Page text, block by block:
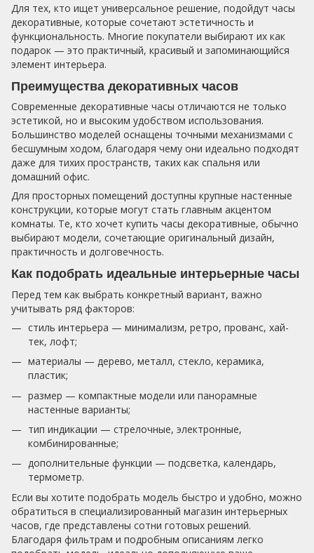
Для тех, кто ищет универсальное решение, подойдут часы
декоративные, которые сочетают эстетичность и
функциональность. Многие покупатели выбирают их как
подарок — это практичный, красивый и запоминающийся
элемент интерьера.
Преимущества декоративных часов
Современные декоративные часы отличаются не только
эстетикой, но и высоким удобством использования.
Большинство моделей оснащены точными механизмами с
бесшумным ходом, благодаря чему они идеально подходят
даже для тихих пространств, таких как спальня или
домашний офис.
Для просторных помещений доступны крупные настенные
конструкции, которые могут стать главным акцентом
комнаты. Те, кто хочет купить часы декоративные, обычно
выбирают модели, сочетающие оригинальный дизайн,
практичность и долговечность.
Как подобрать идеальные интерьерные часы
Перед тем как выбрать конкретный вариант, важно
учитывать ряд факторов:
стиль интерьера — минимализм, ретро, прованс, хай-
тек, лофт;
материалы — дерево, металл, стекло, керамика,
пластик;
размер — компактные модели или панорамные
настенные варианты;
тип индикации — стрелочные, электронные,
комбинированные;
дополнительные функции — подсветка, календарь,
термометр.
Если вы хотите подобрать модель быстро и удобно, можно
обратиться в специализированный магазин интерьерных
часов, где представлены сотни готовых решений.
Благодаря фильтрам и подробным описаниям легко